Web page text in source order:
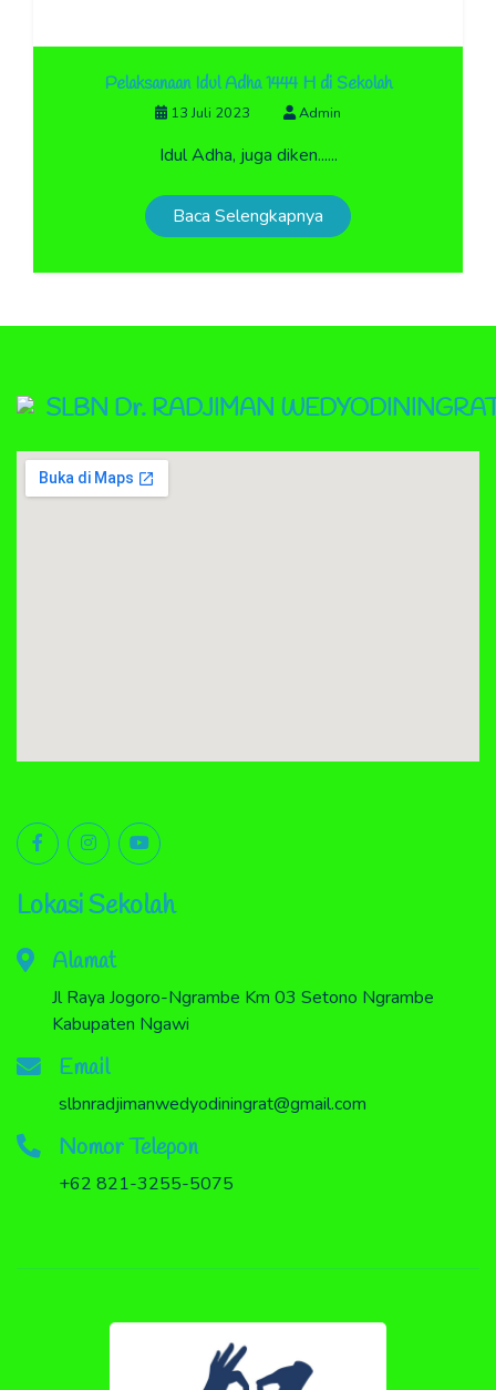
Pelaksanaan Idul Adha 1444 H di Sekolah
13 Juli 2023 Admin
Idul Adha, juga diken......
Baca Selengkapnya
SLBN Dr. RADJIMAN
Lokasi Sekolah
Alamat
Jl Raya Jogoro-Ngrambe Km 03 Setono Ngrambe
Kabupaten Ngawi
Email
slbnradjimanwedyodiningrat@gmail.com
Nomor Telepon
+62 821-3255-5075